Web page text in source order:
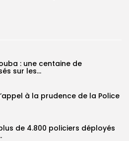
: une centaine de
sur les...
à la prudence de la Police
de 4.800 policiers déployés